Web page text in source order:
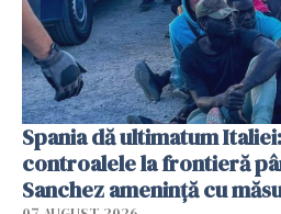
Spania dă ultimatum
controalele la frontieră
Sanchez amenință cu